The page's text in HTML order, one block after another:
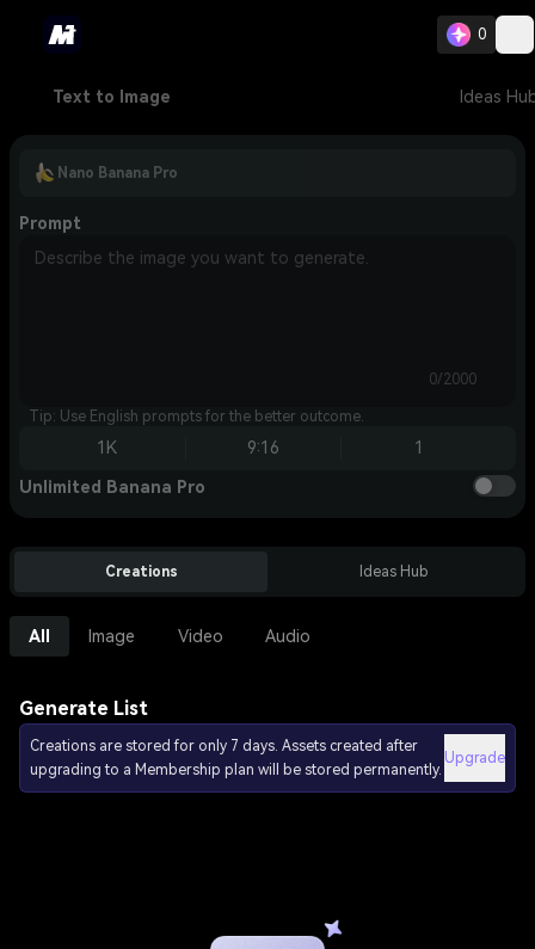
0
Text to Image Ideas
Nano Banana Pro
Prompt
0/2000
Tip: Use English prompts for the better outcome.
1K 9:16 1
Unlimited Banana Pro
Creations Ideas Hub
All Image Video Audio
Generate List
Creations are stored for only 7 days. Assets created after
upgrading to a Membership plan will be stored permanently.
Upgrade